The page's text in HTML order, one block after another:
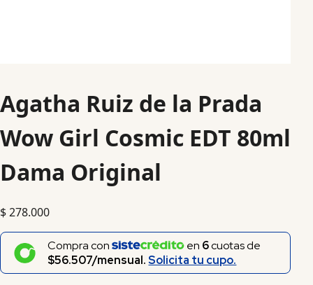
Agatha Ruiz de la Prada
Wow Girl Cosmic EDT 80ml
Dama Original
$278.000
Compra con en 6cuotas de
$56.507/mensual.Solicita tu cupo.